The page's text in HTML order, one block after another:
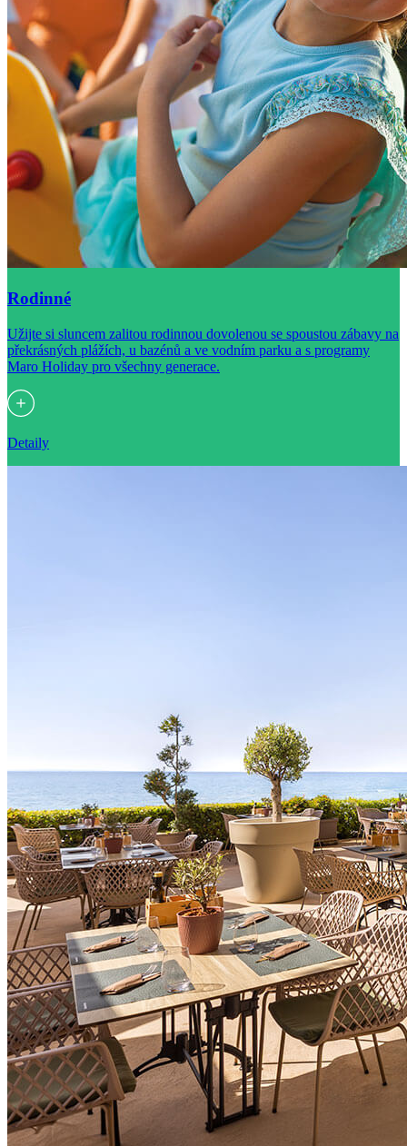
Rodinné
Užijte si sluncem zalitou rodinnou dovolenou se spoustou zábavy na
překrásných plážích, u bazénů a ve vodním parku a s programy
Maro Holiday pro všechny generace.
Detaily